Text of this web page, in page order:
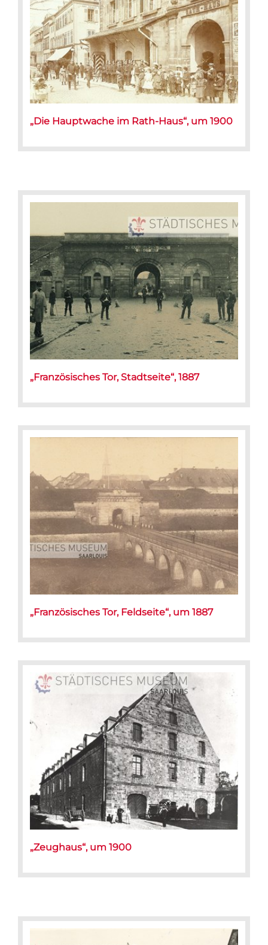
„Die Hauptwache im Rath-Haus“, um 1900
„Französisches Tor, Stadtseite“, 1887
„Französisches Tor, Feldseite“, um 1887
„Zeughaus“, um 1900